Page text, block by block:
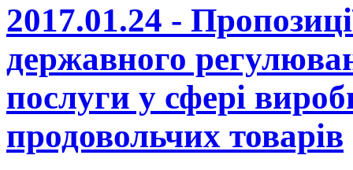
2017.01.24 -
державного
послуги у сфері
продовольчих товарів